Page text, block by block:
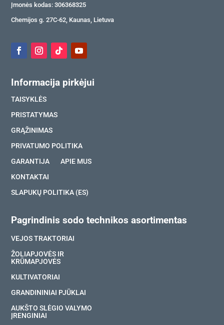
Įmonės kodas: 306368325
Chemijos g. 27C-62, Kaunas, Lietuva
Informacija pirkėjui
TAISYKLĖS
PRISTATYMAS
GRĄŽINIMAS
PRIVATUMO POLITIKA
GARANTIJA
APIE MUS
KONTAKTAI
SLAPUKŲ POLITIKA (ES)
Pagrindinis sodo technikos asortimentas
VEJOS TRAKTORIAI
ŽOLIAPJOVĖS IR
KRŪMAPJOVĖS
KULTIVATORIAI
GRANDININIAI PJŪKLAI
AUKŠTO SLĖGIO VALYMO
ĮRENGINIAI